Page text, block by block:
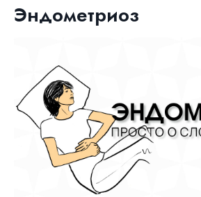
Эндометриоз